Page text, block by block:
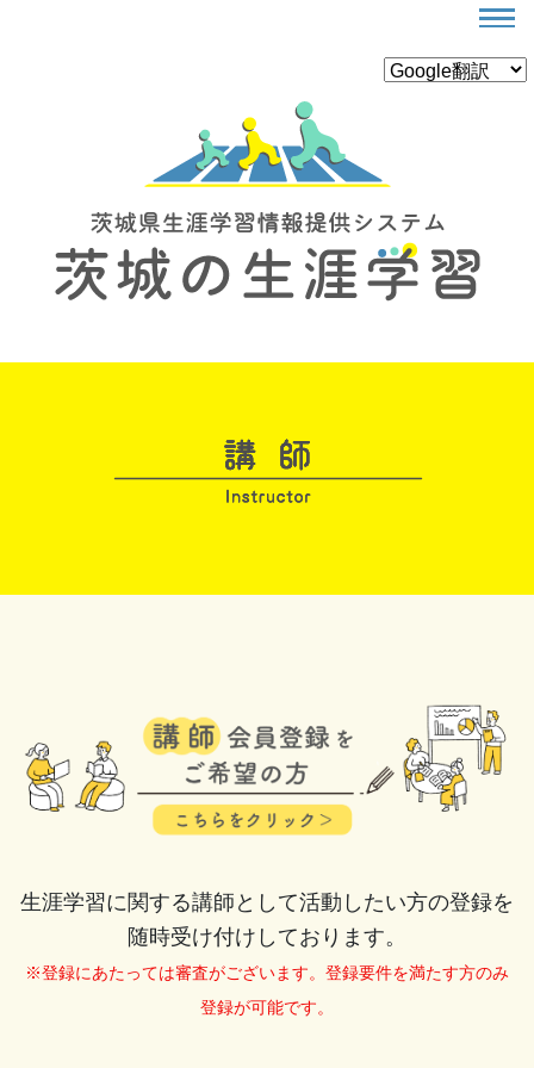
生涯学習に関する講師として活動したい方の登録を
随時受け付けしております。
※登録にあたっては審査がございます。登録要件を満たす方のみ
登録が可能です。